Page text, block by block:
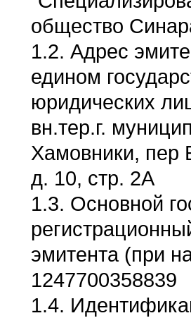
общество
1.2. Адрес
едином
юридических
вн.тер.г.
Хамовники, пер
д. 10, стр. 2А
1.3. Основной
эмитента (при
1247700358839
1.4.